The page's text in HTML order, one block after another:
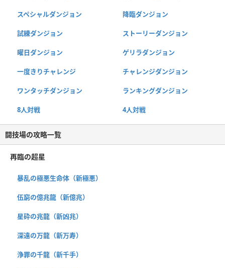
スペシャルダンジョン 降臨ダンジョン
試練ダンジョン ストーリーダンジョン
曜日ダンジョン ゲリラダンジョン
一度きりチャレンジ チャレンジダンジョン
ワンタッチダンジョン ランキングダンジョン
8人対戦 4人対戦
闘技場の攻略一覧
再臨の超星
暴乱の極悪生命体（新極悪）
伍窮の億兆龍（新億兆）
星砕の兆龍（新凶兆）
深遠の万龍（新万寿）
浄罪の千龍（新千手）